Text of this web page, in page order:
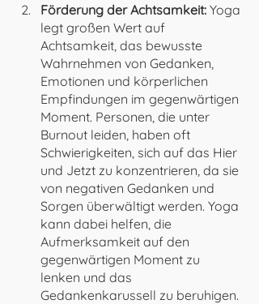
Förderung der Achtsamkeit: Yoga
legt großen Wert auf
Achtsamkeit, das bewusste
Wahrnehmen von Gedanken,
Emotionen und körperlichen
Empfindungen im gegenwärtigen
Moment. Personen, die unter
Burnout leiden, haben oft
Schwierigkeiten, sich auf das Hier
und Jetzt zu konzentrieren, da sie
von negativen Gedanken und
Sorgen überwältigt werden. Yoga
kann dabei helfen, die
Aufmerksamkeit auf den
gegenwärtigen Moment zu
lenken und das
Gedankenkarussell zu beruhigen.